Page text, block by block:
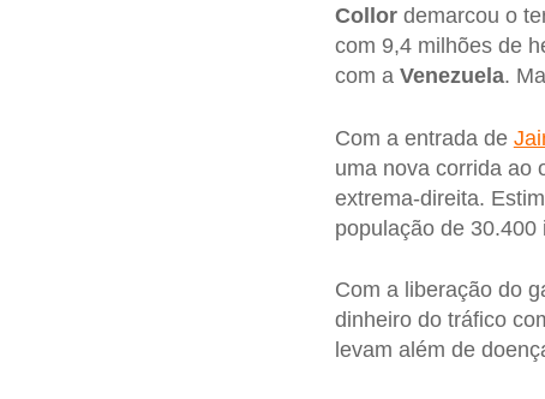
Collordemarcou o
com 9,4 milhões de
com a Venezuela.
Com a entrada de
uma nova corrida ao
extrema-direita.
população de
Com a liberação do
dinheiro do tráfico
levam além de